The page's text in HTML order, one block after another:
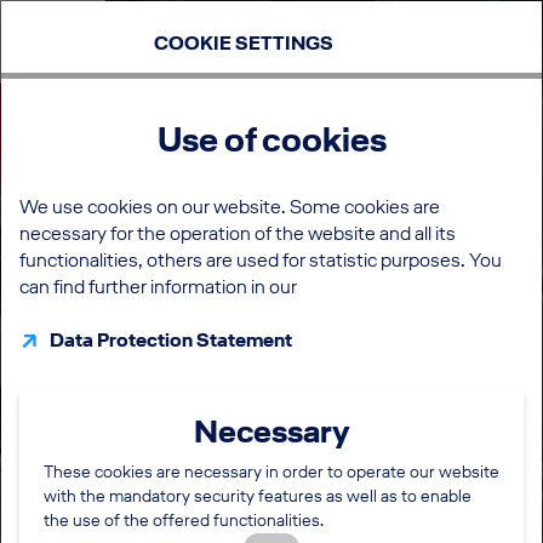
COOKIE SETTINGS
Use of cookies
We use cookies on our website. Some cookies are
necessary for the operation of the website and all its
functionalities, others are used for statistic purposes. You
can find further information in our
Data Protection Statement
Necessary
These cookies are necessary in order to operate our website
with the mandatory security features as well as to enable
the use of the offered functionalities.